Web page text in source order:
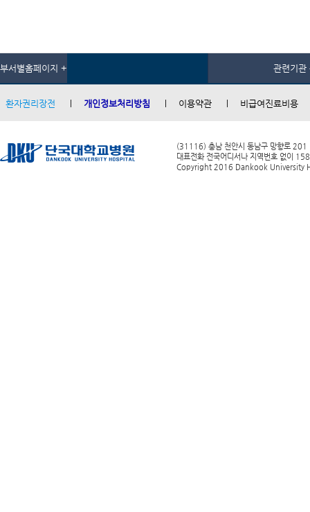
부서별홈페이지 + 관련기관
환자권리장전 개인정보처리방침 이용약관 비급여진료비용
(31116) 충남 천안시 동남구 망향로 201
대표전화 전국어디서나 지역번호 없이
Copyright 2016 Dankook University